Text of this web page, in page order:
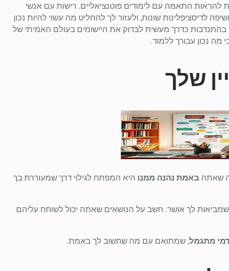
להראות התאמה עם לימודים פוטנציאליים. רישות עם אנשי
לדיסציפלינות שונות, ולעזור לך להחליט מה עשוי להיות נכון
בהתנדבות כדרך מעשית לבדוק את היישומים בעולם האמיתי של
נכון עבורך ללמוד.
שלך
שאתה באמת נהנה ממנו היא המפתח לגילוי דרך שמעוררת בך
לך אושר. חשב על הנושאים שאתה יכול לשוחח עליהם
מתגמל, שמתואם עם מה שחשוב לך באמת.